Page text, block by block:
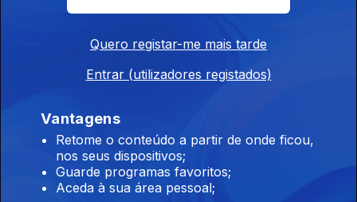
19 dez. 2018
18 dez. 2018
Quero registar-me mais tarde
Entrar (utilizadores registados)
Vantagens
Retome o conteúdo a partir de onde ficou,
nos seus dispositivos;
Guarde programas favoritos;
Aceda à sua área pessoal;